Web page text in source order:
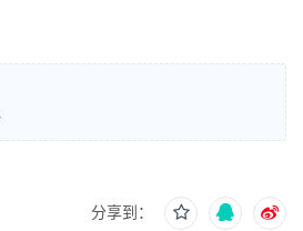
分享到：